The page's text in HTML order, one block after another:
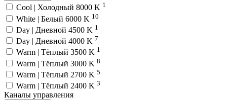
Cool | Холодный 8000 K 1
White | Белый 6000 K 10
Day | Дневной 4500 K 1
Day | Дневной 4000 K 7
Warm | Тёплый 3500 K 1
Warm | Тёплый 3000 K 8
Warm | Тёплый 2700 K 5
Warm | Тёплый 2400 K 3
Каналы управления